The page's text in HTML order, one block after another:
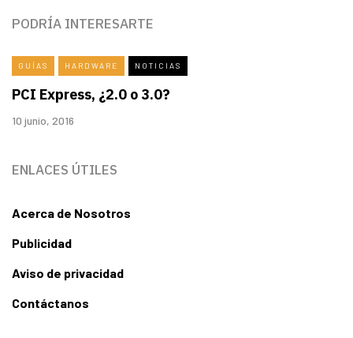
PODRÍA INTERESARTE
GUÍAS HARDWARE NOTICIAS
PCI Express, ¿2.0 o 3.0?
10 junio, 2016
ENLACES ÚTILES
Acerca de Nosotros
Publicidad
Aviso de privacidad
Contáctanos